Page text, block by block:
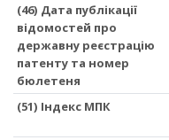
(46) Дата публікації
відомостей про
державну реєстрацію
патенту та номер
бюлетеня
(51) Iндекс МПК